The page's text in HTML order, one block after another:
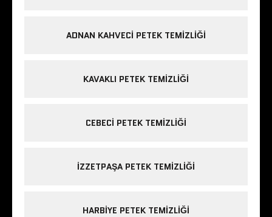
ADNAN KAHVECI PETEK TEMIZLIĞI
KAVAKLI PETEK TEMIZLIĞI
CEBECI PETEK TEMIZLIĞI
IZZETPAŞA PETEK TEMIZLIĞI
HARBIYE PETEK TEMIZLIĞI